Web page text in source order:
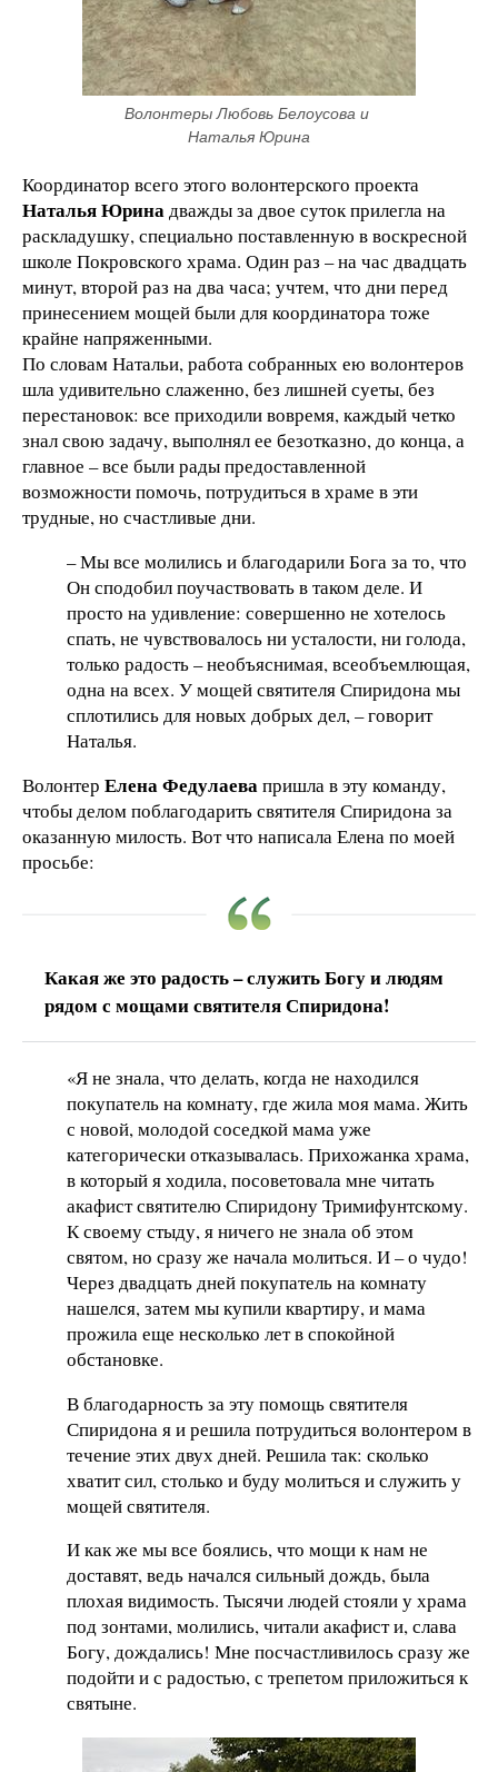
Волонтеры Любовь Белоусова и
Наталья Юрина
Координатор всего этого волонтерского проекта
Наталья Юринадважды за двое суток прилегла на
раскладушку, специально поставленную в воскресной
школе Покровского храма. Один раз – на час двадцать
минут, второй раз на два часа; учтем, что дни перед
принесением мощей были для координатора тоже
крайне напряженными.
По словам Натальи, работа собранных ею волонтеров
шла удивительно слаженно, без лишней суеты, без
перестановок: все приходили вовремя, каждый четко
знал свою задачу, выполнял ее безотказно, до конца, а
главное – все были рады предоставленной
возможности помочь, потрудиться в храме в эти
трудные, но счастливые дни.
– Мы все молились и благодарили Бога за то, что
Он сподобил поучаствовать в таком деле. И
просто на удивление: совершенно не хотелось
спать, не чувствовалось ни усталости, ни голода,
только радость – необъяснимая, всеобъемлющая,
одна на всех. У мощей святителя Спиридона мы
сплотились для новых добрых дел, – говорит
Наталья.
Волонтер Елена Федулаевапришла в эту команду,
чтобы делом поблагодарить святителя Спиридона за
оказанную милость. Вот что написала Елена по моей
просьбе:
Какая же это радость – служить Богу и людям
рядом с мощами святителя Спиридона!
«Я не знала, что делать, когда не находился
покупатель на комнату, где жила моя мама. Жить
с новой, молодой соседкой мама уже
категорически отказывалась. Прихожанка храма,
в который я ходила, посоветовала мне читать
акафист святителю Спиридону Тримифунтскому.
К своему стыду, я ничего не знала об этом
святом, но сразу же начала молиться. И – о чудо!
Через двадцать дней покупатель на комнату
нашелся, затем мы купили квартиру, и мама
прожила еще несколько лет в спокойной
обстановке.
В благодарность за эту помощь святителя
Спиридона я и решила потрудиться волонтером в
течение этих двух дней. Решила так: сколько
хватит сил, столько и буду молиться и служить у
мощей святителя.
И как же мы все боялись, что мощи к нам не
доставят, ведь начался сильный дождь, была
плохая видимость. Тысячи людей стояли у храма
под зонтами, молились, читали акафист и, слава
Богу, дождались! Мне посчастливилось сразу же
подойти и с радостью, с трепетом приложиться к
святыне.